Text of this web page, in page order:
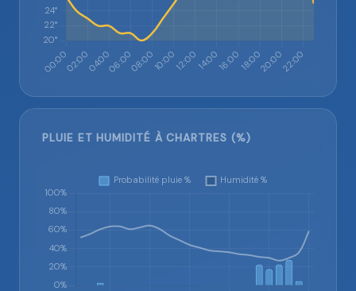
PLUIE ET HUMIDITÉ À CHARTRES (%)